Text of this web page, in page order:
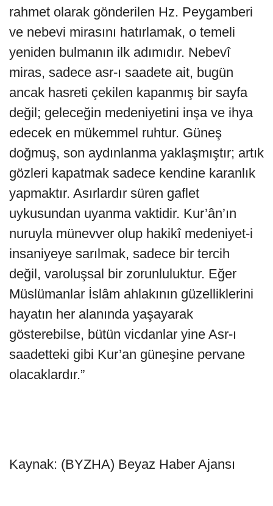
rahmet olarak gönderilen Hz. Peygamberi
ve nebevi mirasını hatırlamak, o temeli
yeniden bulmanın ilk adımıdır. Nebevî
miras, sadece asr-ı saadete ait, bugün
ancak hasreti çekilen kapanmış bir sayfa
değil; geleceğin medeniyetini inşa ve ihya
edecek en mükemmel ruhtur. Güneş
doğmuş, son aydınlanma yaklaşmıştır; artık
gözleri kapatmak sadece kendine karanlık
yapmaktır. Asırlardır süren gaflet
uykusundan uyanma vaktidir. Kur’ân’ın
nuruyla münevver olup hakikî medeniyet-i
insaniyeye sarılmak, sadece bir tercih
değil, varoluşsal bir zorunluluktur. Eğer
Müslümanlar İslâm ahlakının güzelliklerini
hayatın her alanında yaşayarak
gösterebilse, bütün vicdanlar yine Asr-ı
saadetteki gibi Kur’an güneşine pervane
olacaklardır.”
Kaynak: (BYZHA) Beyaz Haber Ajansı